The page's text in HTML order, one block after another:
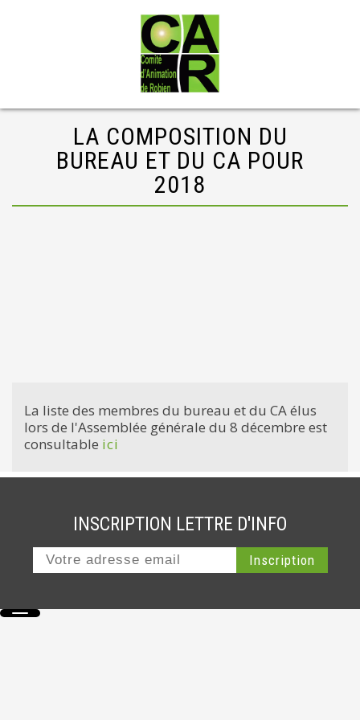
LA COMPOSITION DU
BUREAU ET DU CA POUR
2018
La liste des membres du bureau et du CA élus
lors de l'Assemblée générale du 8 décembre est
consultable ici
INSCRIPTION LETTRE D'INFO